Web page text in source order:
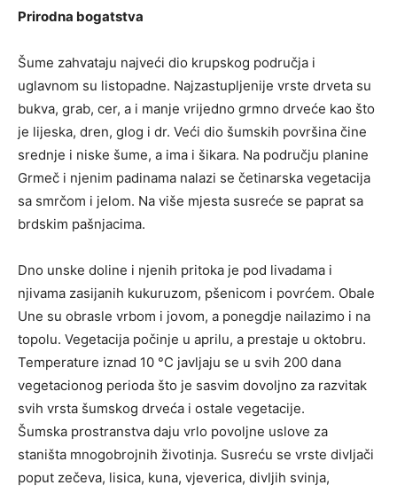
Prirodna bogatstva
Šume zahvataju najveći dio krupskog područja i
uglavnom su listopadne. Najzastupljenije vrste drveta su
bukva, grab, cer, a i manje vrijedno grmno drveće kao što
je lijeska, dren, glog i dr. Veći dio šumskih površina čine
srednje i niske šume, a ima i šikara. Na području planine
Grmeč i njenim padinama nalazi se četinarska vegetacija
sa smrčom i jelom. Na više mjesta susreće se paprat sa
brdskim pašnjacima.
Dno unske doline i njenih pritoka je pod livadama i
njivama zasijanih kukuruzom, pšenicom i povrćem. Obale
Une su obrasle vrbom i jovom, a ponegdje nailazimo i na
topolu. Vegetacija počinje u aprilu, a prestaje u oktobru.
Temperature iznad 10 °C javljaju se u svih 200 dana
vegetacionog perioda što je sasvim dovoljno za razvitak
svih vrsta šumskog drveća i ostale vegetacije.
Šumska prostranstva daju vrlo povoljne uslove za
staništa mnogobrojnih životinja. Susreću se vrste divljači
poput zečeva, lisica, kuna, vjeverica, divljih svinja,